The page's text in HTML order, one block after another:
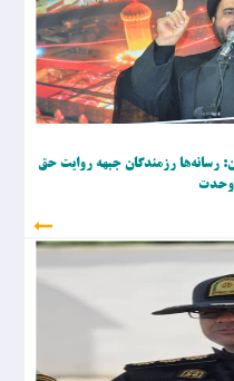
رسانه‌ها رزمندگان جبهه روایت حق
وحدت